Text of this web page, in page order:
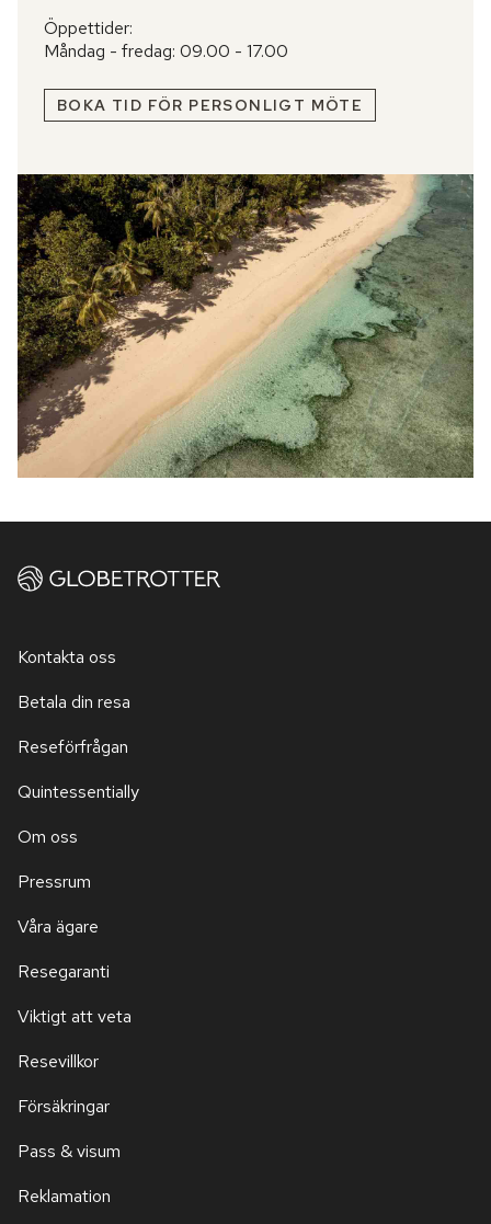
Öppettider:
Måndag - fredag: 09.00 - 17.00
BOKA TID FÖR PERSONLIGT MÖTE
Kontakta oss
Betala din resa
Reseförfrågan
Quintessentially
Om oss
Pressrum
Våra ägare
Resegaranti
Viktigt att veta
Resevillkor
Försäkringar
Pass & visum
Reklamation